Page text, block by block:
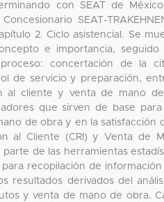
con SEAT de
SEAT-
2. Ciclo asistencial. Se
e importancia,
concertación de la
de servicio y preparación,
al cliente y venta de mano
que sirven de base
de obra y en la satisfacción
al Cliente (CRI) y Venta de
de las herramientas
recopilación de
resultados derivados del
y venta de mano de obra.